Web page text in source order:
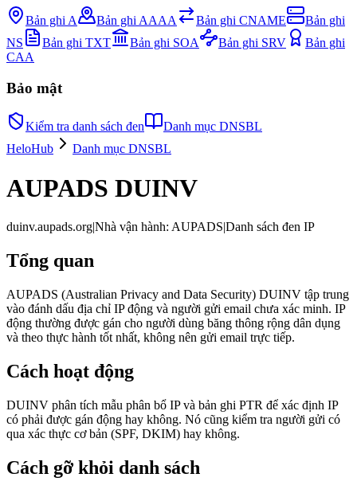
Bản ghi A Bản ghi AAAA Bản ghi CNAME
Bản ghi
NS
Bản ghi TXT Bản ghi SOA Bản ghi SRV
Bản ghi
CAA
Bảo mật
Kiểm tra danh sách đen
Danh mục DNSBL
HeloHub
Danh mục DNSBL
AUPADS DUINV
duinv.aupads.org|Nhà vận hành: AUPADS|Danh sách đen IP
Tổng quan
AUPADS (Australian Privacy and Data Security) DUINV tập trung
vào đánh dấu địa chỉ IP động và người gửi email chưa xác minh. IP
động thường được gán cho người dùng băng thông rộng dân dụng
và theo thực hành tốt nhất, không nên gửi email trực tiếp.
Cách hoạt động
DUINV phân tích mẫu phân bổ IP và bản ghi PTR để xác định IP
có phải được gán động hay không. Nó cũng kiểm tra người gửi có
qua xác thực cơ bản (SPF, DKIM) hay không.
Cách gỡ khỏi danh sách